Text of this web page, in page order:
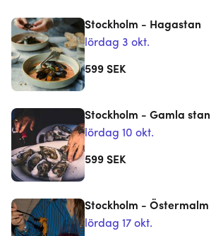
Stockholm - Hagastan
lördag 3 okt.
599 SEK
Stockholm - Gamla stan
lördag 10 okt.
599 SEK
Stockholm - Östermalm
lördag 17 okt.